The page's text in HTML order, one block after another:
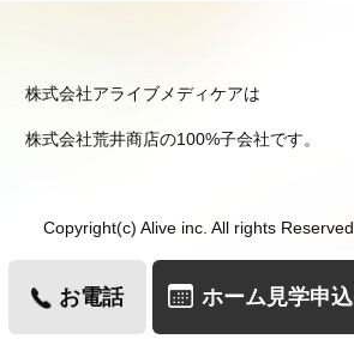
株式会社アライブメディケアは
株式会社荒井商店の100%子会社です。
Copyright(c) Alive inc. All rights Reserved.
お電話 ホーム見学申込